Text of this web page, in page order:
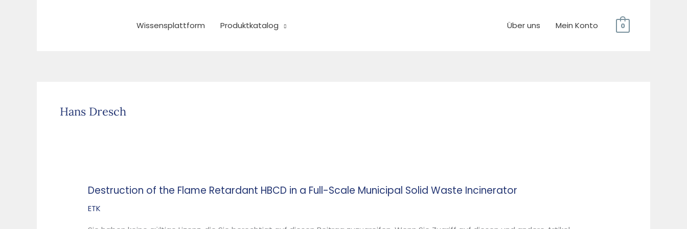
Wissensplattform Produktkatalog Über uns Mein Konto 0
Hans Dresch
Destruction of the Flame Retardant HBCD in a Full-Scale Municipal Solid Waste Incinerator
ETK
Destruction
of